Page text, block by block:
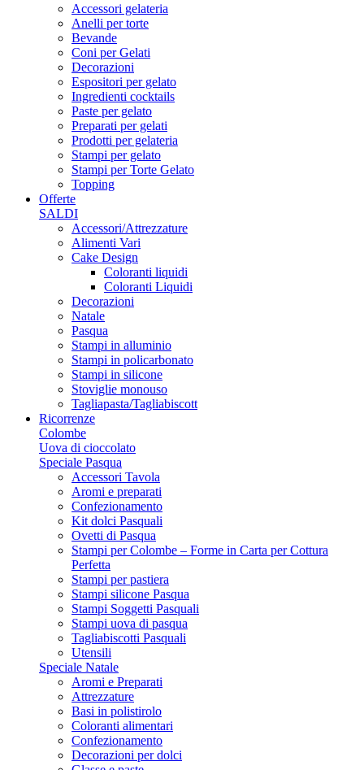
Accessori gelateria
Anelli per torte
Bevande
Coni per Gelati
Decorazioni
Espositori per gelato
Ingredienti cocktails
Paste per gelato
Preparati per gelati
Prodotti per gelateria
Stampi per gelato
Stampi per Torte Gelato
Topping
Offerte
SALDI
Accessori/Attrezzature
Alimenti Vari
Cake Design
Coloranti liquidi
Coloranti Liquidi
Decorazioni
Natale
Pasqua
Stampi in alluminio
Stampi in policarbonato
Stampi in silicone
Stoviglie monouso
Tagliapasta/Tagliabiscott
Ricorrenze
Colombe
Uova di cioccolato
Speciale Pasqua
Accessori Tavola
Aromi e preparati
Confezionamento
Kit dolci Pasquali
Ovetti di Pasqua
Stampi per Colombe – Forme in Carta per Cottura
Perfetta
Stampi per pastiera
Stampi silicone Pasqua
Stampi Soggetti Pasquali
Stampi uova di pasqua
Tagliabiscotti Pasquali
Utensili
Speciale Natale
Aromi e Preparati
Attrezzature
Basi in polistirolo
Coloranti alimentari
Confezionamento
Decorazioni per dolci